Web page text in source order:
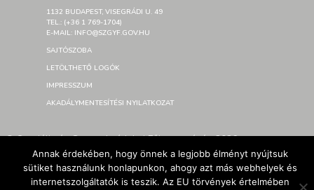
1132 BUDAPEST, VISEGRÁDI U. 49
TEL.: (+36 1 769-1704)
E-MAIL: INFO@SZGYF.GOV.HU
SAJTÓSZOBA
LETÖLTHETŐ LOGÓK
IMPRESSZUM
AKADÁLYMENTESÍTÉSI NYILATKOZAT
© Szociális és Gyermekvédelmi Főigazgatóság 2026 –
Developed By SzGyF
Annak érdekében, hogy önnek a legjobb élményt nyújtsuk
sütiket használunk honlapunkon, ahogy azt más webhelyek és
internetszolgáltatók is teszik. Az EU törvények értelmében